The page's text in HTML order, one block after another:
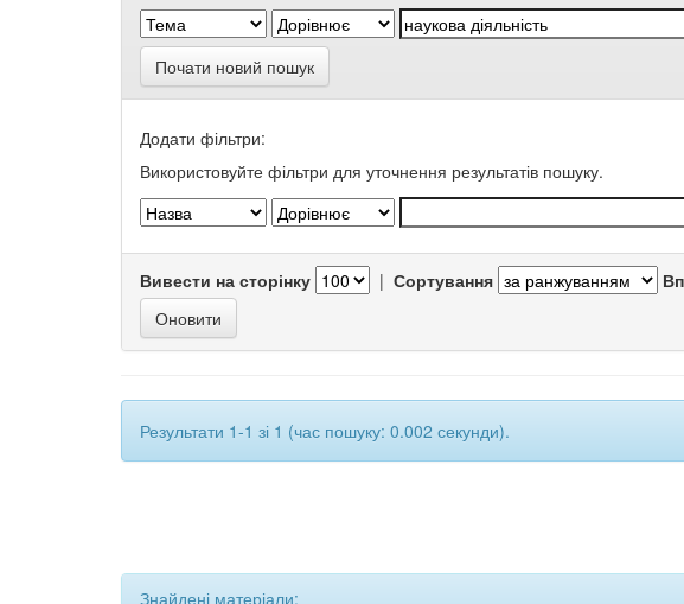
Почати новий пошук
Додати фільтри:
Використовуйте фільтри для уточнення результатів пошуку.
Вивести на сторінку | Сортування
Результати 1-1 зі 1 (час пошуку: 0.002 секунди).
Знайдені матеріали: